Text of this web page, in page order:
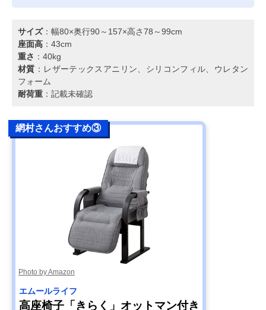
サイズ：幅80×奥行90～157×高さ78～99cm
座面高 ：43cm
重さ ：40kg
材質 ：レザーテックスアニリン、シリコンフィル、ウレタン
フォーム
耐荷重 ：記載未確認
網村さんおすすめ③
Photo by Amazon
エムールライフ
高座椅子「きらく」オットマン付き